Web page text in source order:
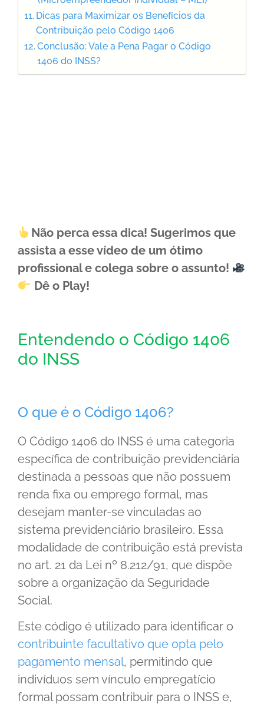
Dicas para Maximizar os Benefícios da
Contribuição pelo Código 1406
Conclusão: Vale a Pena Pagar o Código
1406 do INSS?
Não perca essa dica! Sugerimos que
assista a esse vídeo de um ótimo
profissional e colega sobre o assunto!
Dê o Play!
Entendendo o Código 1406
do INSS
O que é o Código 1406?
O Código 1406 do INSS é uma categoria
específica de contribuição previdenciária
destinada a pessoas que não possuem
renda fixa ou emprego formal, mas
desejam manter-se vinculadas ao
sistema previdenciário brasileiro. Essa
modalidade de contribuição está prevista
no art. 21 da Lei nº 8.212/91, que dispõe
sobre a organização da Seguridade
Social.
Este código é utilizado para identificar o
contribuinte facultativo que opta pelo
pagamento mensal, permitindo que
indivíduos sem vínculo empregatício
formal possam contribuir para o INSS e,